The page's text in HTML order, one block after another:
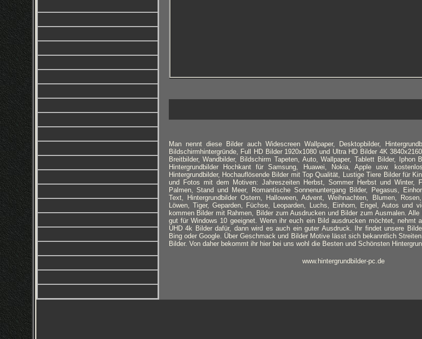
Man nennt diese Bilder auch Widescreen Wallpaper, Desktopbilder,
Bildschirmhintergründe, Full HD Bilder 1920x1080 und Ultra HD Bilder 4K
Breitbilder, Wandbilder, Bildschirm Tapeten, Auto, Wallpaper, Tablett Bilder, Iphon
Hintergrundbilder Hochkant für Samsung, Huawei, Nokia, Apple usw.
Hintergrundbilder, Hochauflösende Bilder mit Top Qualität, Lustige Tiere Bilder für
und Fotos mit dem Motiven: Jahreszeiten Herbst, Sommer Herbst und Winter,
Palmen, Stand und Meer, Romantische Sonnenuntergang Bilder, Pegasus,
Text, Hintergrundbilder Ostern, Halloween, Advent, Weihnachten, Blumen,
Löwen, Tiger, Geparden, Füchse, Leoparden, Luchs, Einhorn, Engel, Autos und
kommen Bilder mit Rahmen, Bilder zum Ausdrucken und Bilder zum Ausmalen.
gut für Windows 10 geeignet. Wenn ihr euch ein Bild ausdrucken möchtet, nehmt
UHD 4k Bilder dafür, dann wird es auch ein guter Ausdruck. Ihr findet unsere
Bing oder Google. Über Geschmack und Bilder Motive lässt sich bekanntlich
Bilder. Von daher bekommt ihr hier bei uns wohl die Besten und Schönsten
www.hintergrundbilder-pc.de